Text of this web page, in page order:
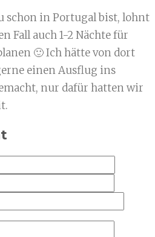
schon in Portugal bist, lohnt
Fall auch 1-2 Nächte für
🙂 Ich hätte von dort
einen Ausflug ins
nur dafür hatten wir